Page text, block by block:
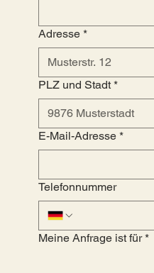
Adresse *
PLZ und Stadt *
E-Mail-Adresse *
Telefonnummer
Meine Anfrage ist für *